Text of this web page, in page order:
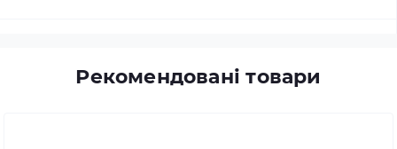
Рекомендовані товари